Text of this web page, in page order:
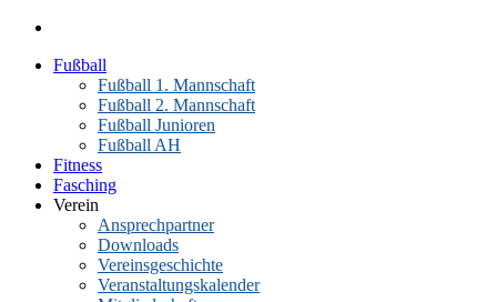
Fußball
Fußball 1. Mannschaft
Fußball 2. Mannschaft
Fußball Junioren
Fußball AH
Fitness
Fasching
Verein
Ansprechpartner
Downloads
Vereinsgeschichte
Veranstaltungskalender